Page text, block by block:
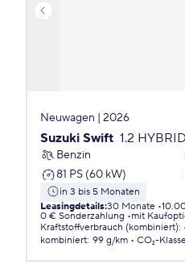
Neuwagen | 2026
Suzuki Swift 1.2
Benzin
81 PS (60 kW)
in 3 bis 5 Monaten
Leasingdetails:30 Monate
0 € Sonderzahlung
mit
Kraftstoffverbrauch (kombiniert):
kombiniert: 99 g/km CO₂-Klasse